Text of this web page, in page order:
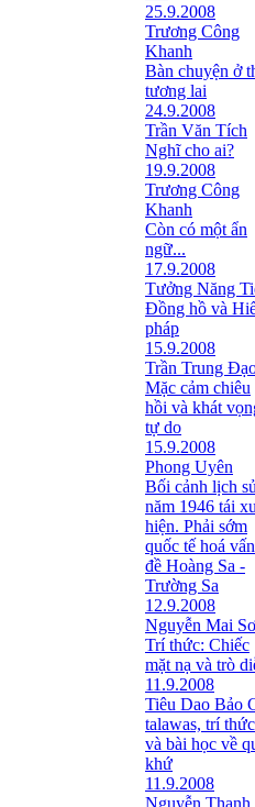
25.9.2008
Trương Công
Khanh
Bàn chuyện ở
tương lai
24.9.2008
Trần Văn Tích
Nghĩ cho ai?
19.9.2008
Trương Công
Khanh
Còn có một ẩn
ngữ...
17.9.2008
Tưởng Năng
Đồng hồ và
pháp
15.9.2008
Trần Trung
Mặc cảm chiêu
hồi và khát
tự do
15.9.2008
Phong Uyên
Bối cảnh lịch
năm 1946 tái
hiện. Phải sớm
quốc tế hoá vấn
đề Hoàng Sa -
Trường Sa
12.9.2008
Nguyễn Mai
Trí thức: Chiếc
mặt nạ và trò
11.9.2008
Tiêu Dao Bảo
talawas, trí thức
và bài học về
khứ
11.9.2008
Nguyễn Thanh